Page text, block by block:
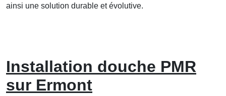
ainsi une solution durable et évolutive.
Installation douche PMR
sur Ermont